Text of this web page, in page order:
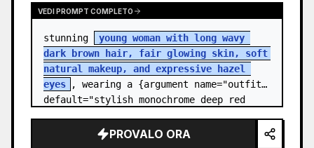
VEDI PROMPT COMPLETO
stunning
young woman with long wavy
dark brown hair, fair glowing skin, soft
natural makeup, and expressive hazel
eyes
, wearing a {argument name="outfit"
default="stylish monochrome deep red
PROVALO ORA